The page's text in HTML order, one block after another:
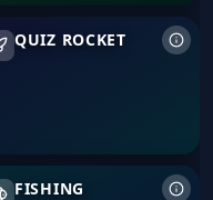
QUIZ ROCKET
Rocket
FISHING